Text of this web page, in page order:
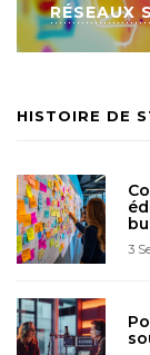
RÉSEAUX
HISTOIRE DE
3